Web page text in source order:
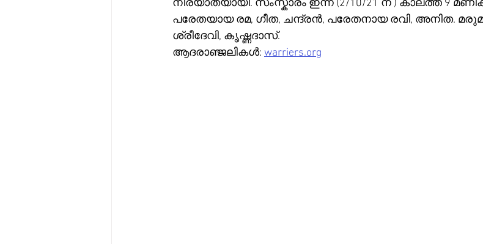
നിര്യാതയായി. സംസ്കാരം ഇന്ന് (2/10/21 ന് ) കാലത്ത് 9
പരേതയായ രമ, ഗീത, ചന്ദ്രൻ, പരേതനായ രവി, അനിത.
ശ്രീദേവി, കൃഷ്ണദാസ്.
ആദരാഞ്ജലികൾ: warriers.org